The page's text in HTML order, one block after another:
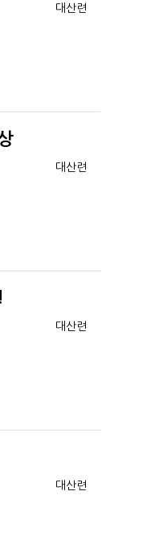
등록자
대산련
등록자
대산련
등록자
대산련
등록자
대산련